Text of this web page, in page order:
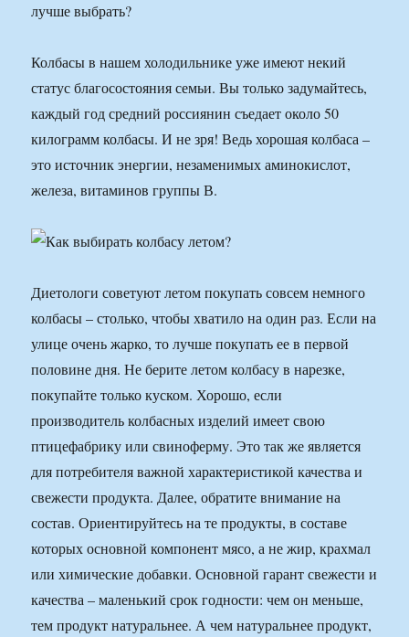
лучше выбрать?
Колбасы в нашем холодильнике уже имеют некий
статус благосостояния семьи. Вы только задумайтесь,
каждый год средний россиянин съедает около 50
килограмм колбасы. И не зря! Ведь хорошая колбаса –
это источник энергии, незаменимых аминокислот,
железа, витаминов группы В.
Диетологи советуют летом покупать совсем немного
колбасы – столько, чтобы хватило на один раз. Если на
улице очень жарко, то лучше покупать ее в первой
половине дня. Не берите летом колбасу в нарезке,
покупайте только куском. Хорошо, если
производитель колбасных изделий имеет свою
птицефабрику или свиноферму. Это так же является
для потребителя важной характеристикой качества и
свежести продукта. Далее, обратите внимание на
состав. Ориентируйтесь на те продукты, в составе
которых основной компонент мясо, а не жир, крахмал
или химические добавки. Основной гарант свежести и
качества – маленький срок годности: чем он меньше,
тем продукт натуральнее. А чем натуральнее продукт,